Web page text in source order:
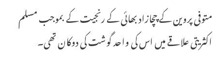
متوفی پروین کے چچازاد بھائی کے رنجیت کے بموجب مسلم
اکثریتی علاقے میں اس کی واحد گوشت کی دوکان تھی۔